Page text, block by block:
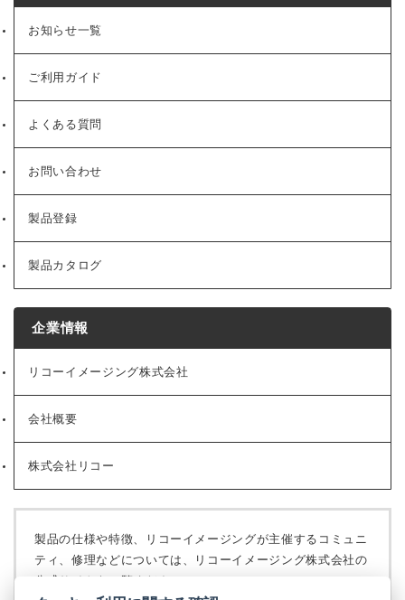
お知らせ一覧
ご利用ガイド
よくある質問
お問い合わせ
製品登録
製品カタログ
企業情報
リコーイメージング株式会社
（新
タ
ブ
で
開
く）
会社概要
（新
タ
ブ
で
く）
株式会社リコー
（新
ブ
開
製品の仕様や特徴、リコーイメージングが主催するコミュニ
ティ、修理などについては、リコーイメージング株式会社の
公式サイトをご覧ください。